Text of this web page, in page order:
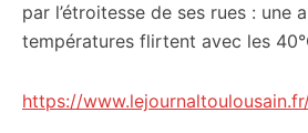
par l’étroitesse de ses rues : une
températures flirtent avec les
https://